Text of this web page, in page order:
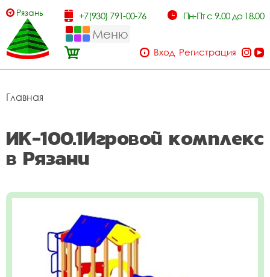
Рязань +7(930) 791-00-76 Пн-Пт с 9.00 до 18.00
Меню
Вход Регистрация
Главная
ИК-100.1Игровой комплекс
в Рязани